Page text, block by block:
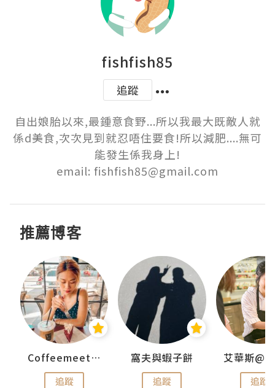
fishfish85
追蹤
自出娘胎以來,最鍾意食野...所以我最大既敵人就
係d美食,次次見到就忍唔住要食!所以減肥....無可
能發生係我身上!
email: fishfish85@gmail.com
推薦博客
Coffeemeetjojo
追蹤
窩夫與蝦子餅
追蹤 追蹤